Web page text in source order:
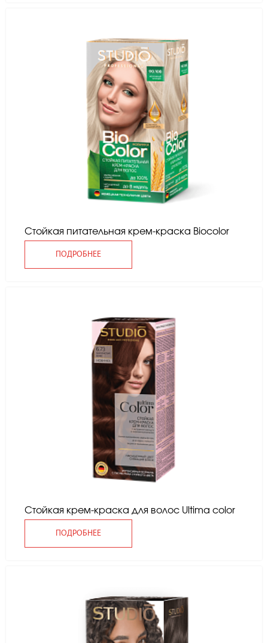
Стойкая питательная крем-краска Вiocolor
ПОДРОБНЕЕ
Стойкая крем-краска для волос Ultima color
ПОДРОБНЕЕ